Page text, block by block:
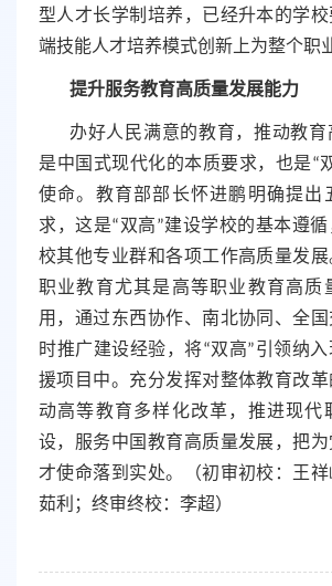
型人才长学制培养，已经升本的学
端技能人才培养模式创新上为整个职
提升服务教育高质量发展能力
办好人民满意的教育，推动教
是中国式现代化的本质要求，也是“
使命。教育部部长怀进鹏明确提出
求，这是“双高”建设学校的基本遵
校其他专业群和各项工作高质量发
职业教育尤其是高等职业教育高质
用，通过东西协作、南北协同、全
时推广建设经验，将“双高”引领纳
援项目中。充分发挥对整体教育改
动高等教育多样化改革，推进现代
设，服务中国教育高质量发展，把
才使命落到实处。（初审初校：王祥
茹利；终审终校：李超）